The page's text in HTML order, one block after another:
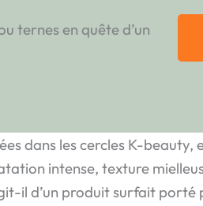
ternes en quête d’un
dans les cercles K-
intense, texture
il d’un produit surfait porté